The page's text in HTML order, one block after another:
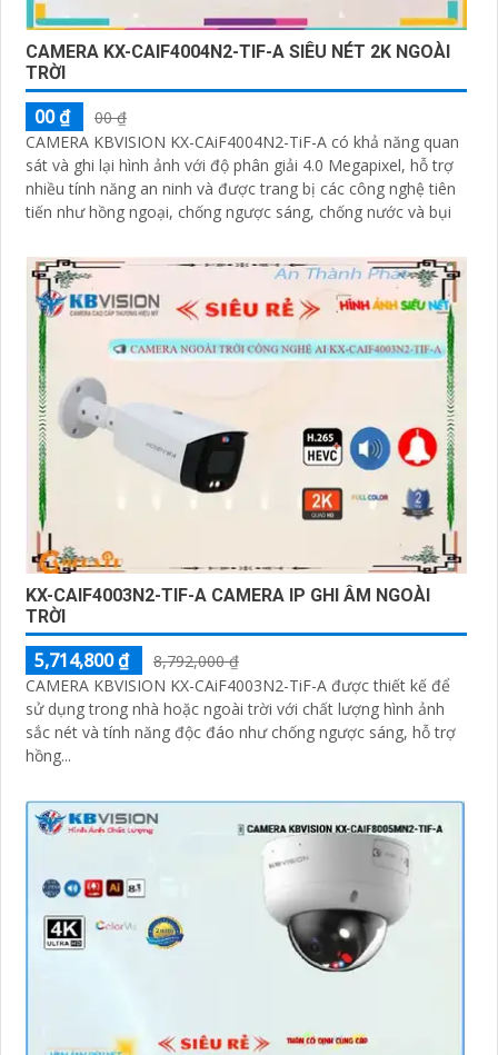
CAMERA KX-CAIF4004N2-TIF-A SIÊU NÉT 2K NGOÀI
TRỜI
00 ₫
00 ₫
CAMERA KBVISION KX-CAiF4004N2-TiF-A có khả năng quan
sát và ghi lại hình ảnh với độ phân giải 4.0 Megapixel, hỗ trợ
nhiều tính năng an ninh và được trang bị các công nghệ tiên
tiến như hồng ngoại, chống ngược sáng, chống nước và bụi
KX-CAIF4003N2-TIF-A CAMERA IP GHI ÂM NGOÀI
TRỜI
5,714,800 ₫
8,792,000 ₫
CAMERA KBVISION KX-CAiF4003N2-TiF-A được thiết kế để
sử dụng trong nhà hoặc ngoài trời với chất lượng hình ảnh
sắc nét và tính năng độc đáo như chống ngược sáng, hỗ trợ
hồng...